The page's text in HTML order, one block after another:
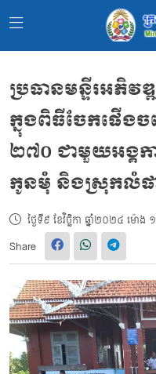
ប្រធានមន្ទីរអភិ
ក្នុងពិធីចែកផើង
២៧០ ជាមួយអង្គ
កូនមុំ និងស្រុកលំផ
ថ្ងៃទី៩ ខែវិច្ឆិកា ឆ្នាំ២០២៤ ម៉ោ
Share